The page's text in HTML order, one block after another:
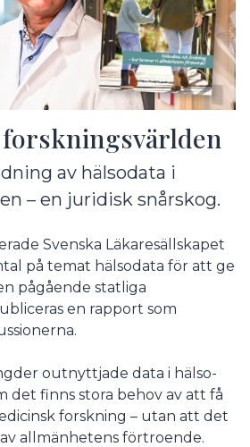
av hälsodata i
– en juridisk snårskog.
Svenska Läkaresällskapet
på temat hälsodata för att ge
pågående statliga
en rapport som
outnyttjade data i hälso-
det finns stora behov av att få
forskning – utan att det
allmänhetens förtroende.